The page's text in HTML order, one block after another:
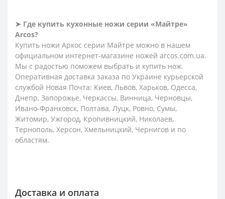
➤ Где купить кухонные ножи серии «Майтре»
Arcos?
Купить ножи Аркос серии Майтре можно в нашем
официальном интернет-магазине ножей arcos.com.ua.
Мы с радостью поможем выбрать и купить нож.
Оперативная доставка заказа по Украине курьерской
службой Новая Почта: Киев, Львов, Харьков, Одесса,
Днепр, Запорожье, Черкассы, Винница, Черновцы,
Ивано-Франковск, Полтава, Луцк, Ровно, Сумы,
Житомир, Ужгород, Кропивницкий, Николаев,
Тернополь, Херсон, Хмельницкий, Чернигов и по
областям.
Доставка и оплата